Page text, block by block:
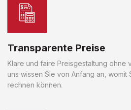
Transparente Preise
Klare und faire Preisgestaltung ohne
uns wissen Sie von Anfang an, womit
rechnen können.